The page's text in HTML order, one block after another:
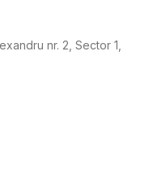
nr. 2, Sector 1,